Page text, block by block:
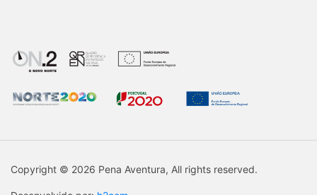
Copyright © 2026 Pena Aventura, All rights reserved.